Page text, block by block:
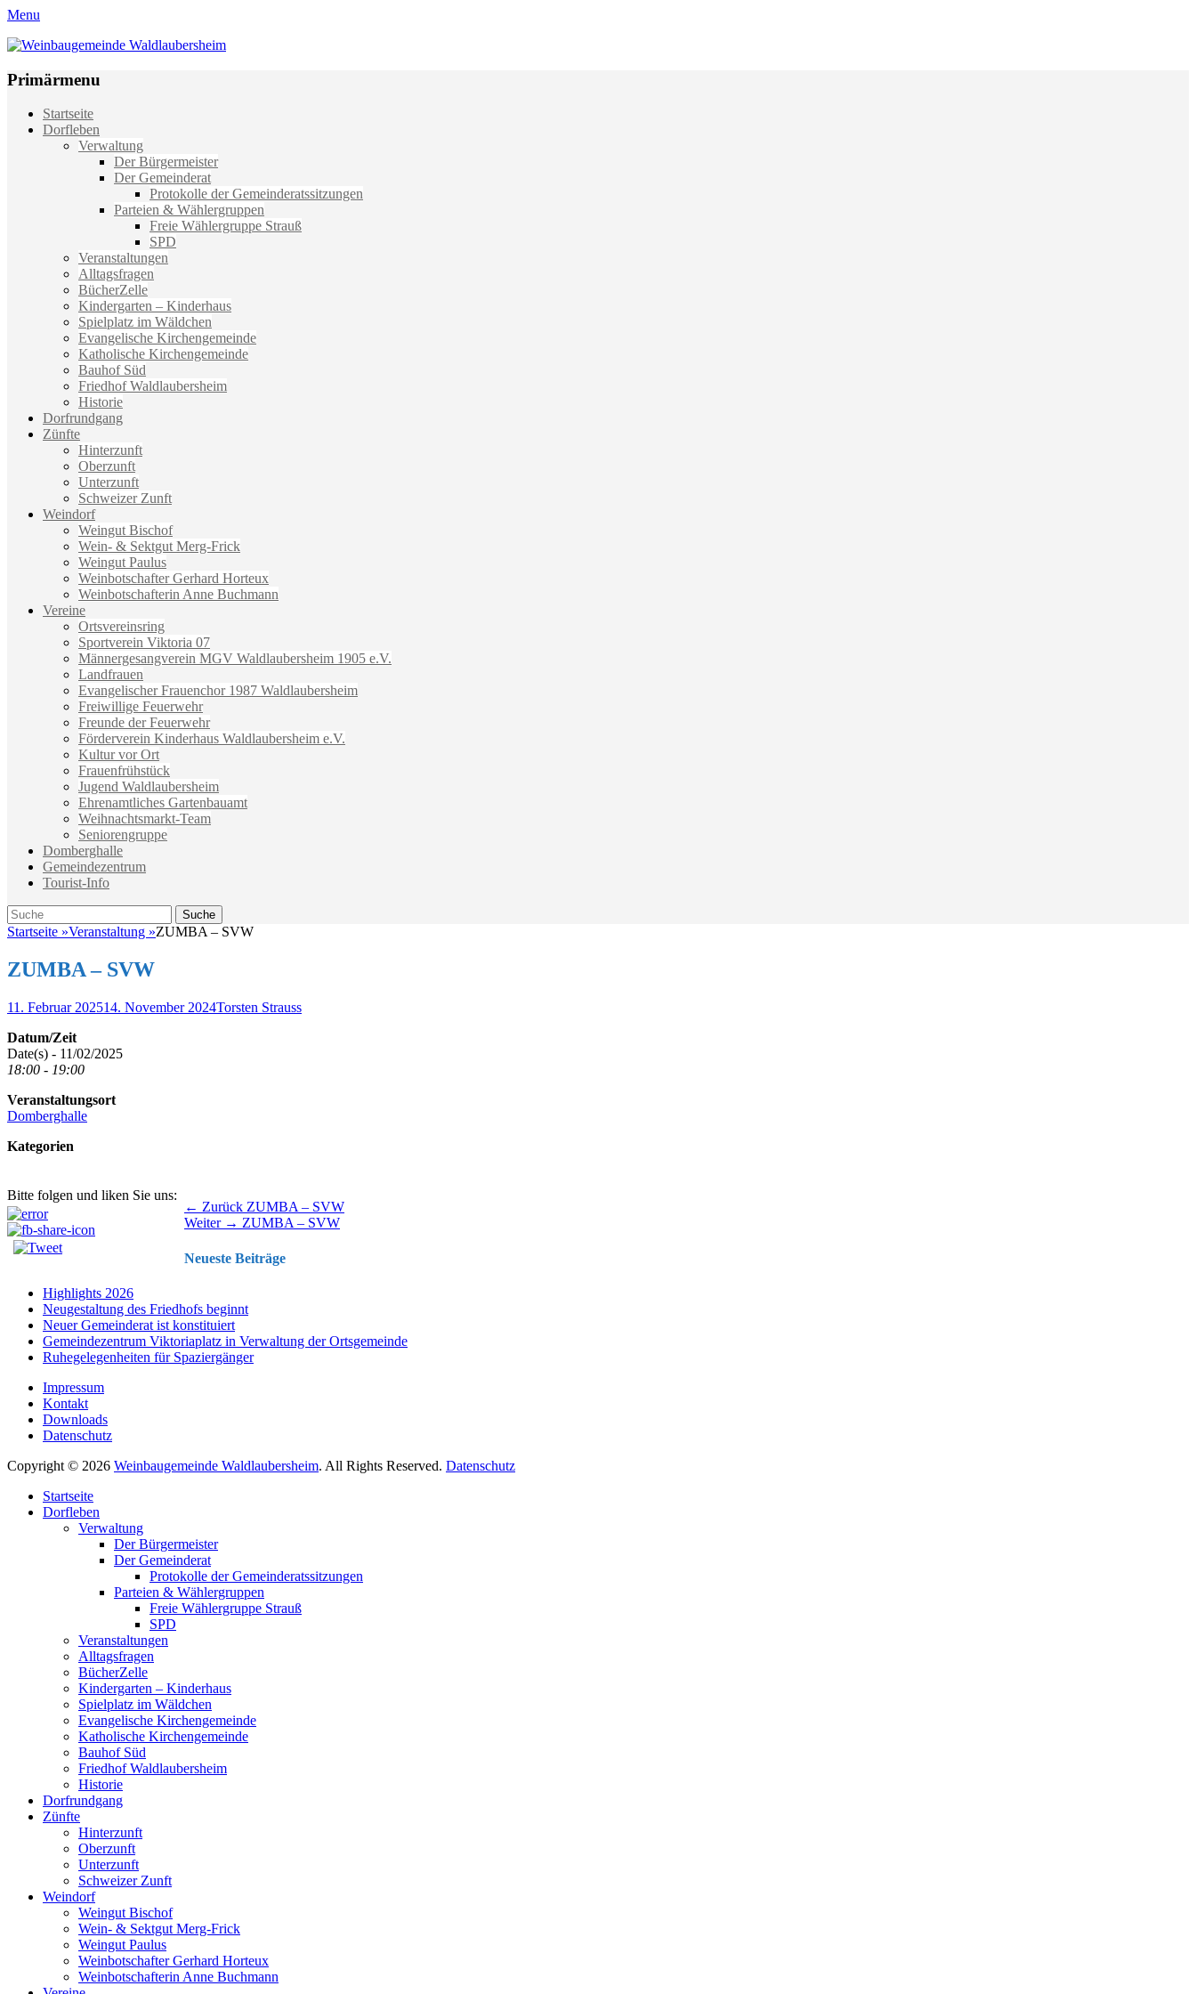
Menu
Weinbaugemeinde Waldlaubersheim
Primärmenu
Weiter
zum
Startseite
Dorfleben
Verwaltung
Der Bürgermeister
Der Gemeinderat
Protokolle der Gemeinderatssitzungen
Parteien & Wählergruppen
Freie Wählergruppe Strauß
SPD
Veranstaltungen
Alltagsfragen
BücherZelle
Kindergarten – Kinderhaus
Spielplatz im Wäldchen
Evangelische Kirchengemeinde
Katholische Kirchengemeinde
Bauhof Süd
Friedhof Waldlaubersheim
Historie
Dorfrundgang
Zünfte
Hinterzunft
Oberzunft
Unterzunft
Schweizer Zunft
Weindorf
Weingut Bischof
Wein- & Sektgut Merg-Frick
Weingut Paulus
Weinbotschafter Gerhard Horteux
Weinbotschafterin Anne Buchmann
Vereine
Ortsvereinsring
Sportverein Viktoria 07
Männergesangverein MGV Waldlaubersheim 1905 e.V.
Landfrauen
Evangelischer Frauenchor 1987 Waldlaubersheim
Freiwillige Feuerwehr
Freunde der Feuerwehr
Förderverein Kinderhaus Waldlaubersheim e.V.
Kultur vor Ort
Frauenfrühstück
Jugend Waldlaubersheim
Ehrenamtliches Gartenbauamt
Weihnachtsmarkt-Team
Seniorengruppe
Domberghalle
Gemeindezentrum
Tourist-Info
Suche
Suche
nach:
Startseite »Veranstaltung »ZUMBA – SVW
ZUMBA – SVW
Veröffentlicht
11. Februar 202514. November 2024Autor
Torsten Strauss
Datum/Zeit
Date(s) - 11/02/2025
18:00 - 19:00
Veranstaltungsort
Domberghalle
Kategorien
Bitte folgen und liken Sie uns:
Beitragsnavigation ← Zurück Vorhergehender
Beitrag:
ZUMBA – SVW
Weiter → Nächster
ZUMBA – SVW
Neueste Beiträge
Highlights 2026
Neugestaltung des Friedhofs beginnt
Neuer Gemeinderat ist konstituiert
Gemeindezentrum Viktoriaplatz in Verwaltung der Ortsgemeinde
Ruhegelegenheiten für Spaziergänger
Impressum
Kontakt
Downloads
Datenschutz
Copyright © 2026 Weinbaugemeinde Waldlaubersheim. All Rights Reserved. Datenschutz
oben
scrollen
Startseite
Dorfleben
Verwaltung
Der Bürgermeister
Der Gemeinderat
Protokolle der Gemeinderatssitzungen
Parteien & Wählergruppen
Freie Wählergruppe Strauß
SPD
Veranstaltungen
Alltagsfragen
BücherZelle
Kindergarten – Kinderhaus
Spielplatz im Wäldchen
Evangelische Kirchengemeinde
Katholische Kirchengemeinde
Bauhof Süd
Friedhof Waldlaubersheim
Historie
Dorfrundgang
Zünfte
Hinterzunft
Oberzunft
Unterzunft
Schweizer Zunft
Weindorf
Weingut Bischof
Wein- & Sektgut Merg-Frick
Weingut Paulus
Weinbotschafter Gerhard Horteux
Weinbotschafterin Anne Buchmann